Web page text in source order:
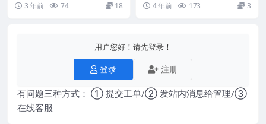
3 年前 74 18 4 年前 173 3
用户您好！请先登录！
登录 注册
有问题三种方式： ① 提交工单/② 发站内消息给管理/③
在线客服